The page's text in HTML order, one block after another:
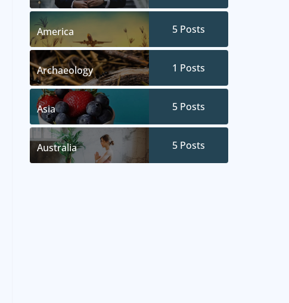
America 5 Posts
Archaeology 1 Posts
Asia 5 Posts
Australia 5 Posts